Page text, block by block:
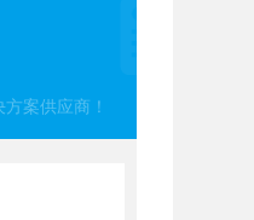
案供应商！